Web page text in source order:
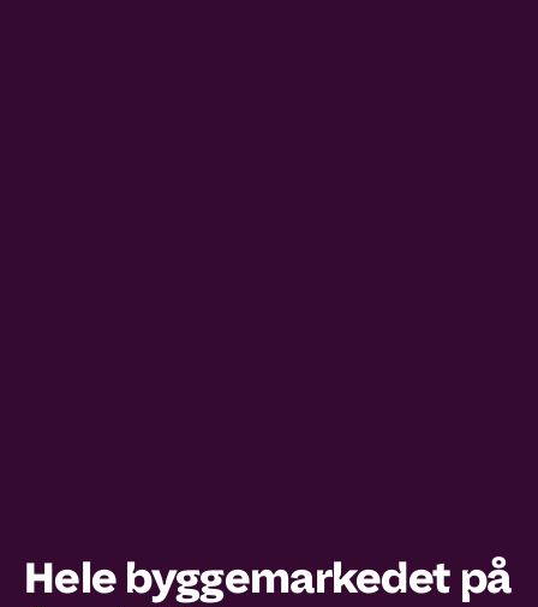
Hele byggemarkedet på